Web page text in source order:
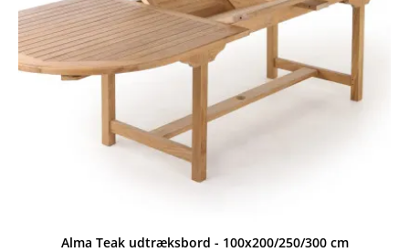
Alma Teak udtræksbord - 100x200/250/300 cm